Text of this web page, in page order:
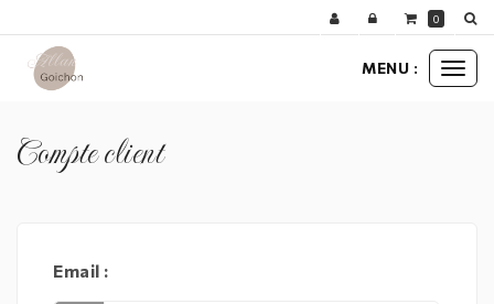
MENU :
Compte client
Email :
0